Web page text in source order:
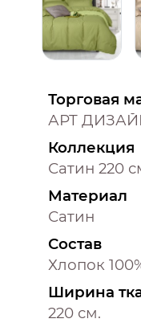
Торговая
АРТ
Коллекция
Сатин 220
Материал
Сатин
Состав
Хлопок
Ширина
220 см.